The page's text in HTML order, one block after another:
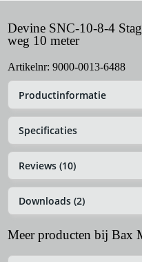
Devine SNC-10-8-4
weg 10 meter
Artikelnr: 9000-0013-6488
Productinformatie
Specificaties
Reviews (10)
Downloads (2)
Meer producten bij Bax